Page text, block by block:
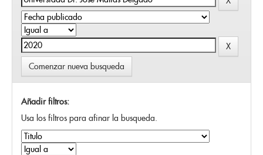
Comenzar nueva busqueda
Añadir filtros:
Usa los filtros para afinar la busqueda.